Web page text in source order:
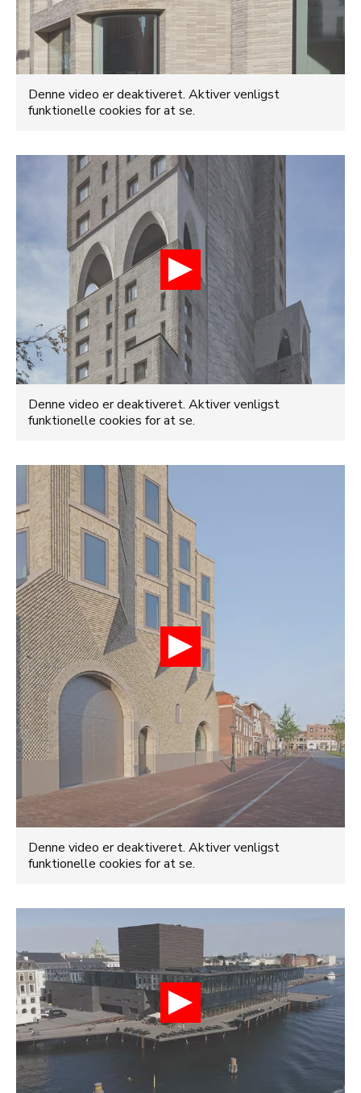
Denne video er deaktiveret. Aktiver venligst
funktionelle cookies for at se.
Denne video er deaktiveret. Aktiver venligst
funktionelle cookies for at se.
Denne video er deaktiveret. Aktiver venligst
funktionelle cookies for at se.